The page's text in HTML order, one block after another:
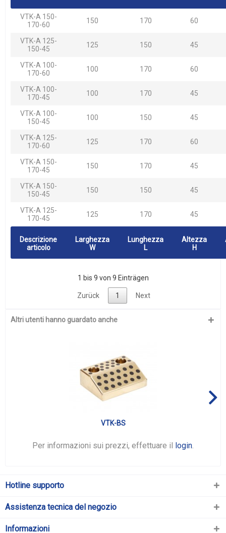
VTK-A 150-
170-60
150 170 60
VTK-A 125-
150-45
125 150 45
VTK-A 100-
170-60
100 170 60
VTK-A 100-
170-45
100 170 45
VTK-A 100-
150-45
100 150 45
VTK-A 125-
170-60
125 170 60
VTK-A 150-
170-45
150 170 45
VTK-A 150-
150-45
150 150 45
VTK-A 125-
170-45
125 170 45
Descrizione
articolo
Larghezza
W
Lunghezza
L
Altezza
H
1 bis 9 von 9 Einträgen
Zurück 1 Next
Altri utenti hanno guardato anche
VTK-BS
Per informazioni sui prezzi, effettuare il login.
Hotline supporto
Assistenza tecnica del negozio
Informazioni